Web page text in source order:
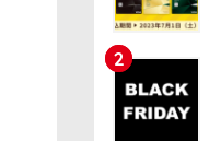
2